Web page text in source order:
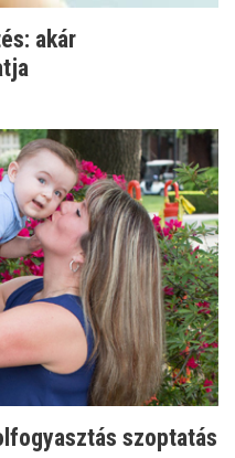
akár
szoptatás